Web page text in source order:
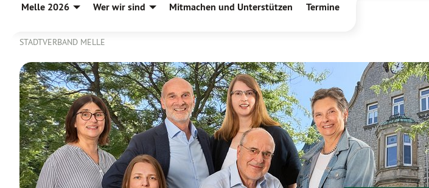
Melle 2026 Wer wir sind Mitmachen und Unterstützen Termine
STADTVERBAND MELLE